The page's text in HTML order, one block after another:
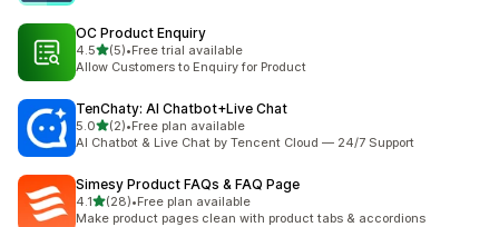
OC Product Enquiry
4.5滿分 5 顆星
(5)
共有 5 則評價
•Free trial available
Allow Customers to Enquiry for Product
TenChaty: AI Chatbot+Live Chat
5.0滿分 5 顆星
(2)
共有 2 則評價
•Free plan available
AI Chatbot & Live Chat by Tencent Cloud — 24/7 Support
Simesy Product FAQs & FAQ Page
4.1滿分 5 顆星
(28)
共有 28 則評價
•Free plan available
Make product pages clean with product tabs & accordions